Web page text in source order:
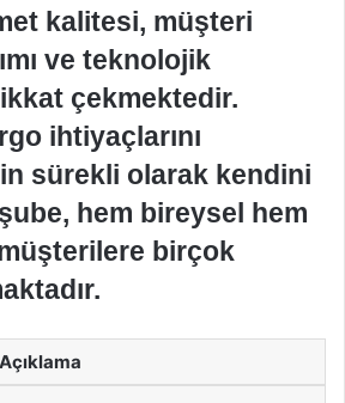
kalitesi, müşteri
ve teknolojik
çekmektedir.
ihtiyaçlarını
sürekli olarak kendini
hem bireysel hem
birçok
Açıklama